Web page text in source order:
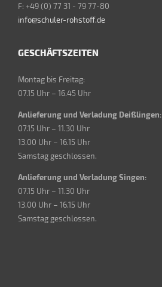
F: +49 (0) 77 31 - 79 77-80
info@schuler-rohstoff.de
GESCHÄFTSZEITEN
Montag bis Freitag:
07.15 Uhr – 16.45 Uhr
Anlieferung und Verladung Deißlingen:
07.15 Uhr – 11.30 Uhr
13.00 Uhr – 16.15 Uhr
Samstag geschlossen.
Anlieferung und Verladung Singen:
07.15 Uhr – 11.30 Uhr
13.00 Uhr – 16.15 Uhr
Samstag geschlossen.